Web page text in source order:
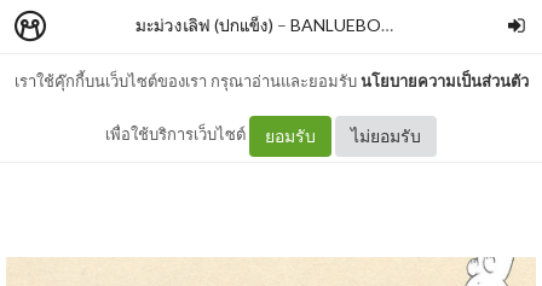
เราใช้คุ๊กกี้บนเว็บไซต์ของเรา กรุณาอ่านและยอมรับนโยบายความเป็นส่วนตัว
เพื่อใช้บริการเว็บไซต์ ยอมรับ ไม่ยอมรับ
มะม่วงเลิฟ (ปกแข็ง) – BANLUEBOOKS
คำนำ